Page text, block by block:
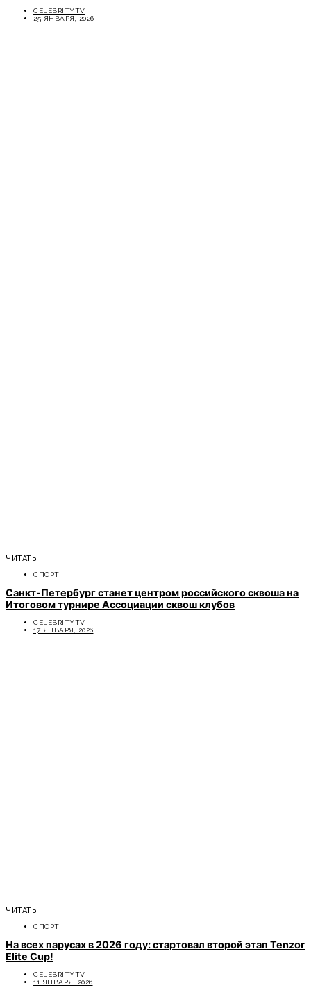
CELEBRITYTV
25 ЯНВАРЯ, 2026
ЧИТАТЬ
СПОРТ
Санкт-Петербург станет центром российского сквоша на
Итоговом турнире Ассоциации сквош клубов
CELEBRITYTV
17 ЯНВАРЯ, 2026
ЧИТАТЬ
СПОРТ
На всех парусах в 2026 году: стартовал второй этап Tenzor
Elite Cup!
CELEBRITYTV
11 ЯНВАРЯ, 2026